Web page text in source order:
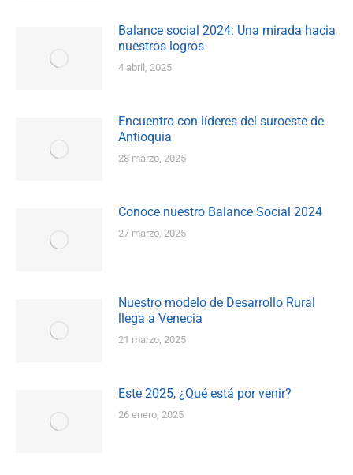
Balance social 2024: Una mirada hacia
nuestros logros
4 abril, 2025
Encuentro con líderes del suroeste de
Antioquia
28 marzo, 2025
Conoce nuestro Balance Social 2024
27 marzo, 2025
Nuestro modelo de Desarrollo Rural
llega a Venecia
21 marzo, 2025
Este 2025, ¿Qué está por venir?
26 enero, 2025